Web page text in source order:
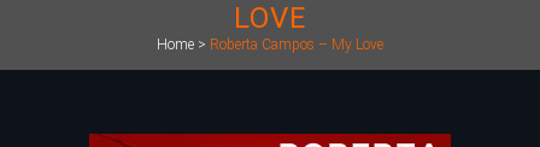
LOVE
Home > Roberta Campos – My Love